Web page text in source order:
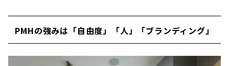
PMHの強みは「自由度」「人」「ブランディング」